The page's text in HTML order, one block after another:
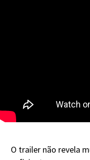
O trailer não revela